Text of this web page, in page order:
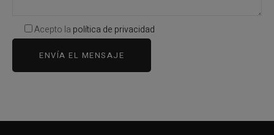
Acepto la política de privacidad
ENVÍA EL MENSAJE